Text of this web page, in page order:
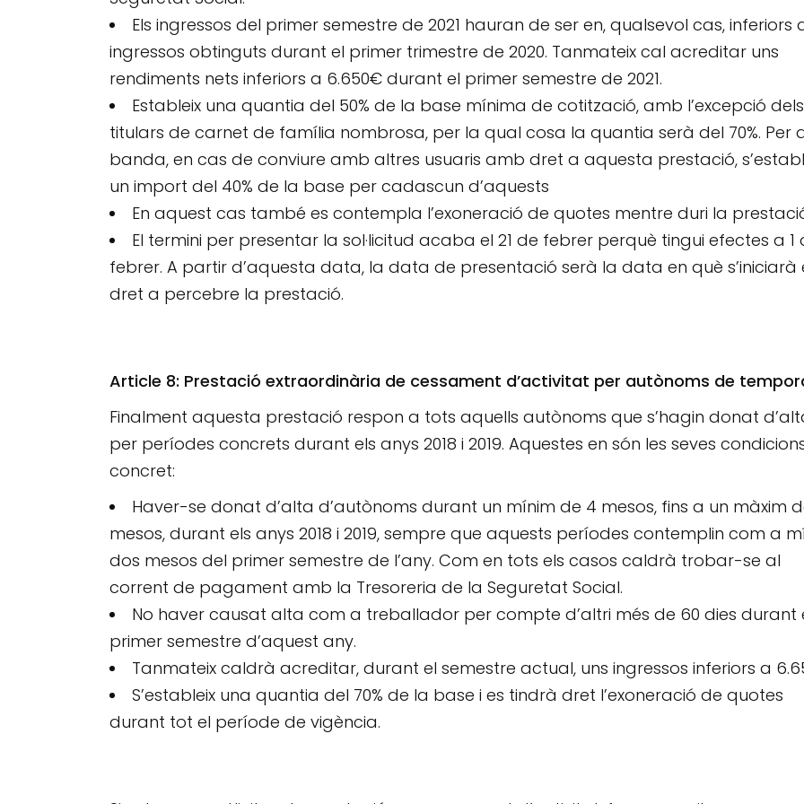
Els ingressos del primer semestre de 2021 hauran de ser en, qualsevol cas, inferiors
ingressos obtinguts durant el primer trimestre de 2020. Tanmateix cal acreditar uns
rendiments nets inferiors a 6.650€ durant el primer semestre de 2021.
Estableix una quantia del 50% de la base mínima de cotització, amb l’excepció dels
titulars de carnet de família nombrosa, per la qual cosa la quantia serà del 70%. Per
banda, en cas de conviure amb altres usuaris amb dret a aquesta prestació,
un import del 40% de la base per cadascun d’aquests
En aquest cas també es contempla l’exoneració de quotes mentre duri la
El termini per presentar la sol·licitud acaba el 21 de febrer perquè tingui efectes a 1
febrer. A partir d’aquesta data, la data de presentació serà la data en què s’iniciarà
dret a percebre la prestació.
Article 8: Prestació extraordinària de cessament d’activitat per autònoms de
Finalment aquesta prestació respon a tots aquells autònoms que s’hagin donat
per períodes concrets durant els anys 2018 i 2019. Aquestes en són les seves
concret:
Haver-se donat d’alta d’autònoms durant un mínim de 4 mesos, fins a un màxim
mesos, durant els anys 2018 i 2019, sempre que aquests períodes contemplin com a
dos mesos del primer semestre de l’any. Com en tots els casos caldrà trobar-se al
corrent de pagament amb la Tresoreria de la Seguretat Social.
No haver causat alta com a treballador per compte d’altri més de 60 dies durant
primer semestre d’aquest any.
Tanmateix caldrà acreditar, durant el semestre actual, uns ingressos inferiors a
S’estableix una quantia del 70% de la base i es tindrà dret l’exoneració de quotes
durant tot el període de vigència.